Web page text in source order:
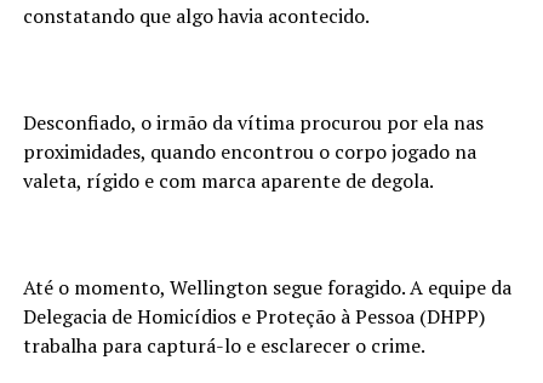
constatando que algo havia acontecido.
Desconfiado, o irmão da vítima procurou por ela nas
proximidades, quando encontrou o corpo jogado na
valeta, rígido e com marca aparente de degola.
Até o momento, Wellington segue foragido. A equipe da
Delegacia de Homicídios e Proteção à Pessoa (DHPP)
trabalha para capturá-lo e esclarecer o crime.